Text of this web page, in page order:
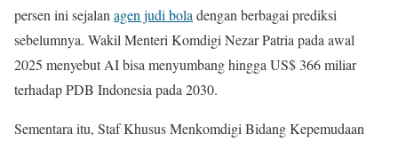
persen ini sejalan agen judi bola dengan berbagai prediksi
sebelumnya. Wakil Menteri Komdigi Nezar Patria pada awal
2025 menyebut AI bisa menyumbang hingga US$ 366 miliar
terhadap PDB Indonesia pada 2030.
Sementara itu, Staf Khusus Menkomdigi Bidang Kepemudaan